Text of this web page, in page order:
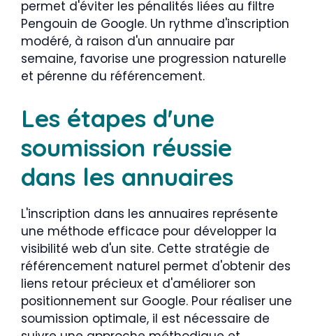
permet d'éviter les pénalités liées au filtre
Pengouin de Google. Un rythme d'inscription
modéré, à raison d'un annuaire par
semaine, favorise une progression naturelle
et pérenne du référencement.
Les étapes d'une
soumission réussie
dans les annuaires
L'inscription dans les annuaires représente
une méthode efficace pour développer la
visibilité web d'un site. Cette stratégie de
référencement naturel permet d'obtenir des
liens retour précieux et d'améliorer son
positionnement sur Google. Pour réaliser une
soumission optimale, il est nécessaire de